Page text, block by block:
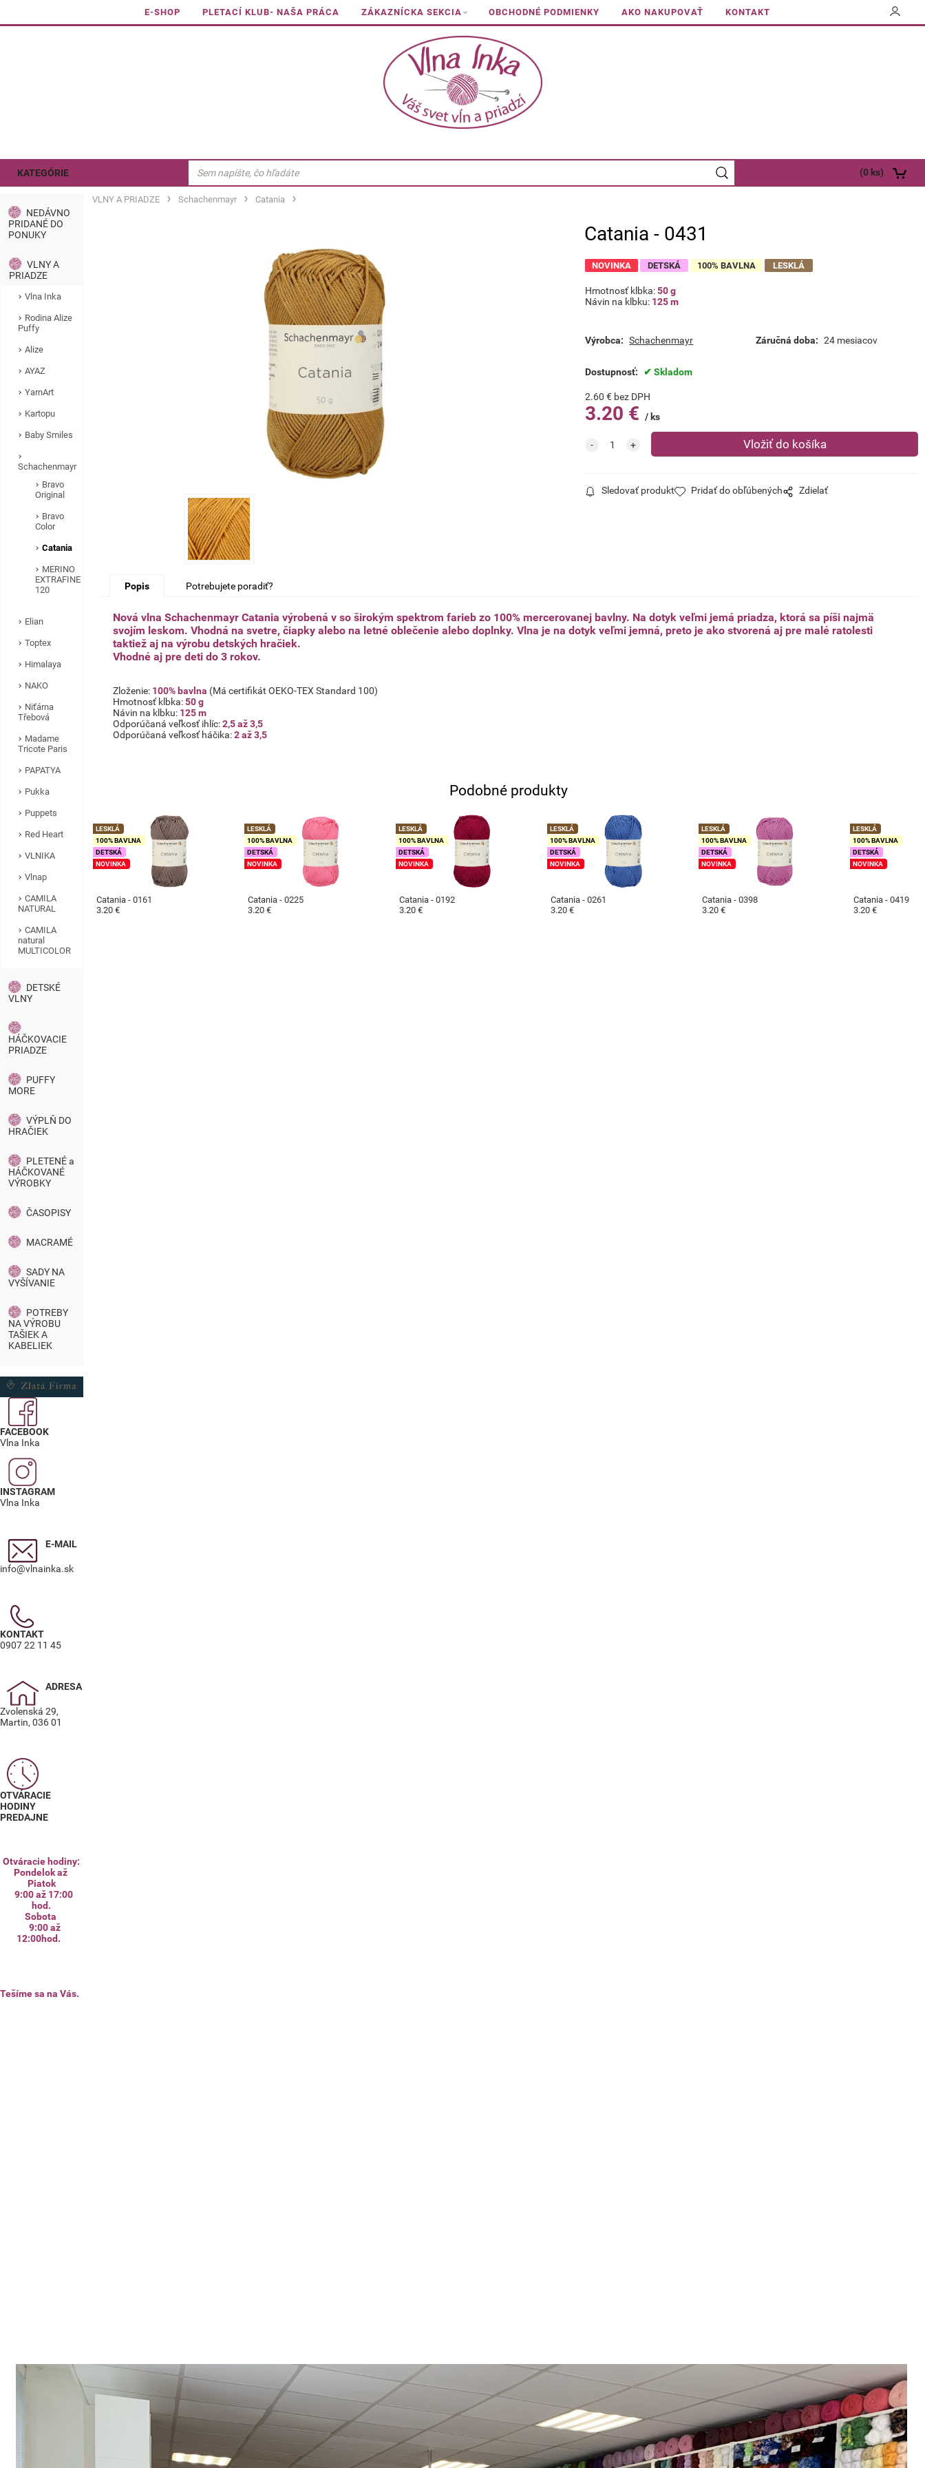
E-SHOP PLETACÍ KLUB- NAŠA PRÁCA ZÁKAZNÍCKA SEKCIA OBCHODNÉ PODMIENKY AKO NAKUPOVAŤ KONTAKT
KATEGÓRIE (0 ks)
NEDÁVNO
PRIDANÉ DO
PONUKY
VLNY A
PRIADZE
Vlna Inka
Rodina Alize
Puffy
Alize
AYAZ
YarnArt
Kartopu
Baby Smiles
Schachenmayr
Bravo
Original
Bravo
Color
Catania
MERINO
EXTRAFINE
120
Elian
Toptex
Himalaya
NAKO
Niťárna
Třebová
Madame
Tricote Paris
PAPATYA
Pukka
Puppets
Red Heart
VLNIKA
Vlnap
CAMILA
NATURAL
CAMILA
natural
MULTICOLOR
DETSKÉ
VLNY
HÁČKOVACIE
PRIADZE
PUFFY
MORE
VÝPLŇ DO
HRAČIEK
PLETENÉ a
HÁČKOVANÉ
VÝROBKY
ČASOPISY
MACRAMÉ
SADY NA
VYŠÍVANIE
POTREBY
NA VÝROBU
TAŠIEK A
KABELIEK
FACEBOOK
Vlna Inka
INSTAGRAM
Vlna Inka
E-MAIL
info@vlnainka.sk
KONTAKT
0907 22 11 45
ADRESA
Zvolenská 29,
Martin, 036 01
OTVÁRACIE
HODINY
PREDAJNE
Otváracie hodiny:
Pondelok až
Piatok
9:00 až 17:00
hod.
Sobota
9:00 až
12:00hod.
Tešíme sa na Vás.
VLNY A PRIADZE Schachenmayr Catania
Catania - 0431
NOVINKA DETSKÁ 100% BAVLNA LESKLÁ
Hmotnosť klbka:50 g
Návin na klbku: 125 m
Výrobca: Schachenmayr Záručná doba: 24 mesiacov
Dostupnosť: Skladom
2.60 € bez DPH
3.20 € ks
Sledovať produkt Pridať do obľúbených Zdielať
Popis Potrebujete poradiť?
Nová vlna Schachenmayr Catania výrobená v so širokým spektrom farieb zo 100% mercerovanej bavlny. Na dotyk veľmi jemá priadza, ktorá sa píši najmä
svojím leskom. Vhodná na svetre, čiapky alebo na letné oblečenie alebo doplnky. Vlna je na dotyk veľmi jemná, preto je ako stvorená aj pre malé ratolesti
taktiež aj na výrobu detských hračiek.
Vhodné aj pre deti do 3 rokov.
Zloženie: 100% bavlna (Má certifikát OEKO-TEX Standard 100)
Hmotnosť klbka:50 g
Návin na klbku: 125 m
Odporúčaná veľkosť ihlíc:2,5 až 3,5
Odporúčaná veľkosť háčika:2 až 3,5
Podobné produkty
Catania - 0161
LESKLÁ
100% BAVLNA
DETSKÁ
NOVINKA
3.20 €
Catania - 0225
LESKLÁ
100% BAVLNA
DETSKÁ
NOVINKA
3.20 €
Catania - 0192
LESKLÁ
100% BAVLNA
DETSKÁ
NOVINKA
3.20 €
Catania - 0261
LESKLÁ
100% BAVLNA
DETSKÁ
NOVINKA
3.20 €
Catania - 0398
LESKLÁ
100% BAVLNA
DETSKÁ
NOVINKA
3.20 €
Catania - 0419
LESKLÁ
100% BAVLNA
DETSKÁ
NOVINKA
3.20 €